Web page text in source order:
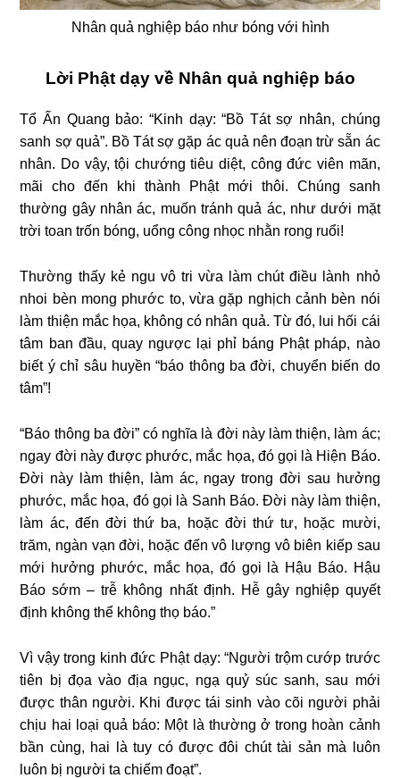
Nhân quả nghiệp báo như bóng với hình
Lời Phật dạy về Nhân quả nghiệp báo
Tổ Ấn Quang bảo: “Kinh dạy: “Bồ Tát sợ nhân, chúng
sanh sợ quả”. Bồ Tát sợ gặp ác quả nên đoạn trừ sẵn ác
nhân. Do vậy, tội chướng tiêu diệt, công đức viên mãn,
mãi cho đến khi thành Phật mới thôi. Chúng sanh
thường gây nhân ác, muốn tránh quả ác, như dưới mặt
trời toan trốn bóng, uổng công nhọc nhằn rong ruổi!
Thường thấy kẻ ngu vô tri vừa làm chút điều lành nhỏ
nhoi bèn mong phước to, vừa gặp nghịch cảnh bèn nói
làm thiện mắc họa, không có nhân quả. Từ đó, lui hối cái
tâm ban đầu, quay ngược lại phỉ báng Phật pháp, nào
biết ý chỉ sâu huyền “báo thông ba đời, chuyển biến do
tâm”!
“Báo thông ba đời” có nghĩa là đời này làm thiện, làm ác;
ngay đời này được phước, mắc họa, đó gọi là Hiện Báo.
Đời này làm thiện, làm ác, ngay trong đời sau hưởng
phước, mắc họa, đó gọi là Sanh Báo. Đời này làm thiện,
làm ác, đến đời thứ ba, hoặc đời thứ tư, hoặc mười,
trăm, ngàn vạn đời, hoặc đến vô lượng vô biên kiếp sau
mới hưởng phước, mắc họa, đó gọi là Hậu Báo. Hậu
Báo sớm – trễ không nhất định. Hễ gây nghiệp quyết
định không thể không thọ báo.”
Vì vậy trong kinh đức Phật dạy: “Người trộm cướp trước
tiên bị đọa vào địa ngục, ngạ quỷ súc sanh, sau mới
được thân người. Khi được tái sinh vào cõi người phải
chịu hai loại quả báo: Một là thường ở trong hoàn cảnh
bần cùng, hai là tuy có được đôi chút tài sản mà luôn
luôn bị người ta chiếm đoạt”.